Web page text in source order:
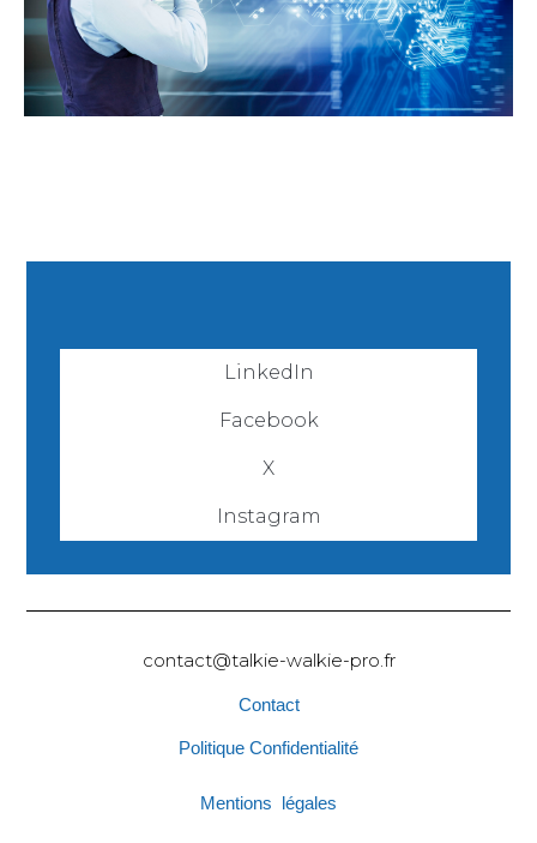
LinkedIn
Facebook
X
Instagram
contact@talkie-walkie-pro.fr
Contact
Politique Confidentialité
Mentions légales